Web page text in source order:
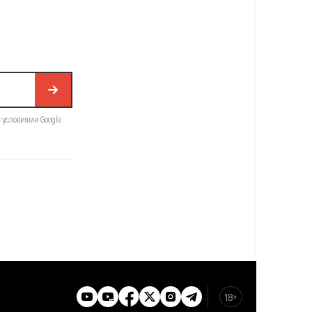
условиями Google
18+